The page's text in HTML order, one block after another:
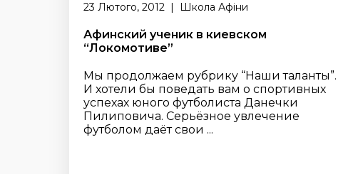
23 Лютого, 2012 | Школа Афіни
Афинский ученик в киевском
“Локомотиве”
Мы продолжаем рубрику “Наши таланты”.
И хотели бы поведать вам о спортивных
успехах юного футболиста Данечки
Пилиповича. Серьёзное увлечение
футболом даёт свои ...